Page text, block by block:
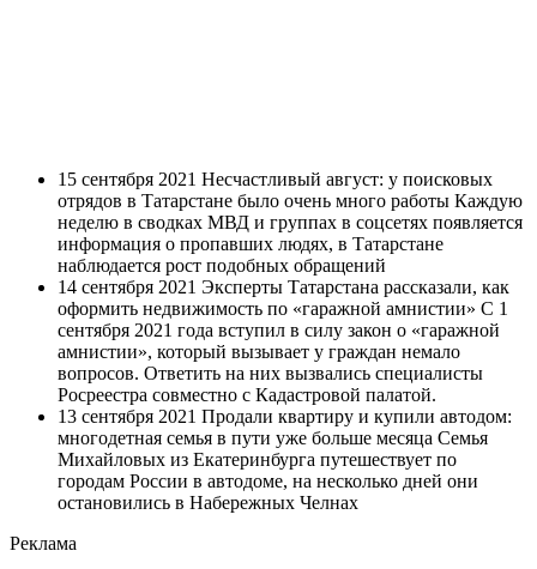
15 сентября 2021 Несчастливый август: у поисковых
отрядов в Татарстане было очень много работы Каждую
неделю в сводках МВД и группах в соцсетях появляется
информация о пропавших людях, в Татарстане
наблюдается рост подобных обращений
14 сентября 2021 Эксперты Татарстана рассказали, как
оформить недвижимость по «гаражной амнистии» С 1
сентября 2021 года вступил в силу закон о «гаражной
амнистии», который вызывает у граждан немало
вопросов. Ответить на них вызвались специалисты
Росреестра совместно с Кадастровой палатой.
13 сентября 2021 Продали квартиру и купили автодом:
многодетная семья в пути уже больше месяца Семья
Михайловых из Екатеринбурга путешествует по
городам России в автодоме, на несколько дней они
остановились в Набережных Челнах
Реклама